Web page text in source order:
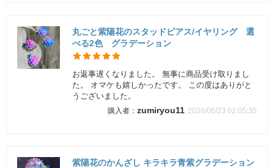
丸ごと紫陽花のスタッドピアス/イヤリング 選
べる2色 グラデーション
お返事遅くなりました。 無事に商品受け取りまし
た。 オマケも嬉しかったです。 この度はありがと
うございました。
zumiryou11 2026/06/23 02:05:35
紫陽花のかんざし キラキラ青紫グラデーション